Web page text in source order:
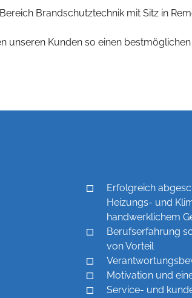
Brandschutztechnik mit Sitz in
unseren Kunden so einen
Erfolgreich
Heizungs- und
handwerklichem
Berufserfahrung
von Vorteil
Motivation und
Service- und